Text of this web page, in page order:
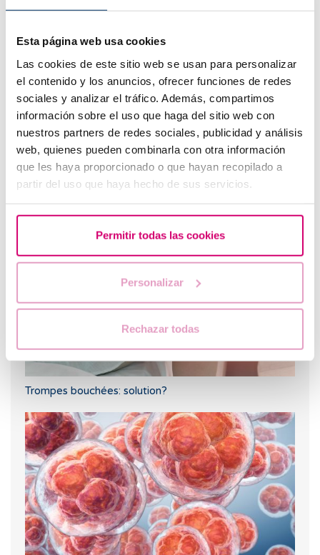
Esta página web usa cookies
Las cookies de este sitio web se usan para personalizar
el contenido y los anuncios, ofrecer funciones de redes
sociales y analizar el tráfico. Además, compartimos
información sobre el uso que haga del sitio web con
nuestros partners de redes sociales, publicidad y análisis
web, quienes pueden combinarla con otra información
que les haya proporcionado o que hayan recopilado a
partir del uso que haya hecho de sus servicios.
Permitir todas las cookies
Personalizar
Rechazar todas
grossesse négatif ?
Trompes bouchées: solution?